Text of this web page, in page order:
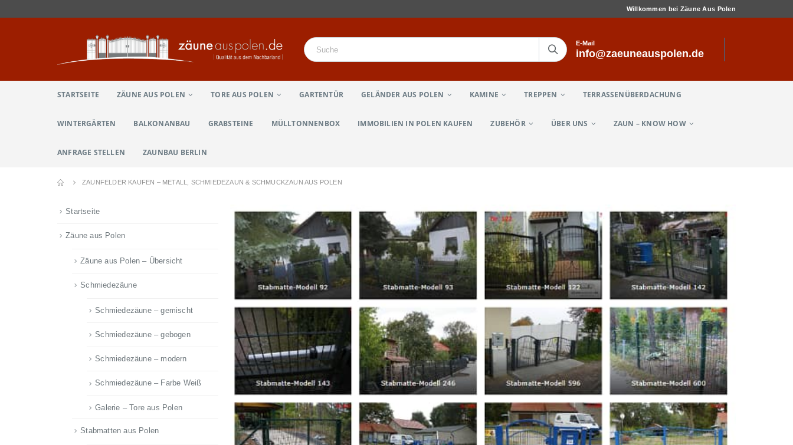
Willkommen bei Zäune Aus Polen
E-Mail
info@zaeuneauspolen.de
STARTSEITE ZÄUNE AUS POLEN TORE AUS POLEN GARTENTÜR GELÄNDER AUS POLEN KAMINE TREPPEN TERRASSENÜBERDACHUNG
WINTERGÄRTEN BALKONANBAU GRABSTEINE MÜLLTONNENBOX IMMOBILIEN IN POLEN KAUFEN ZUBEHÖR ÜBER UNS ZAUN – KNOW HOW
ANFRAGE STELLEN ZAUNBAU BERLIN
ZAUNFELDER KAUFEN – METALL, SCHMIEDEZAUN & SCHMUCKZAUN AUS POLEN
Startseite
Zäune aus Polen
Zäune aus Polen – Übersicht
Schmiedezäune
Schmiedezäune – gemischt
Schmiedezäune – gebogen
Schmiedezäune – modern
Schmiedezäune – Farbe Weiß
Galerie – Tore aus Polen
Stabmatten aus Polen